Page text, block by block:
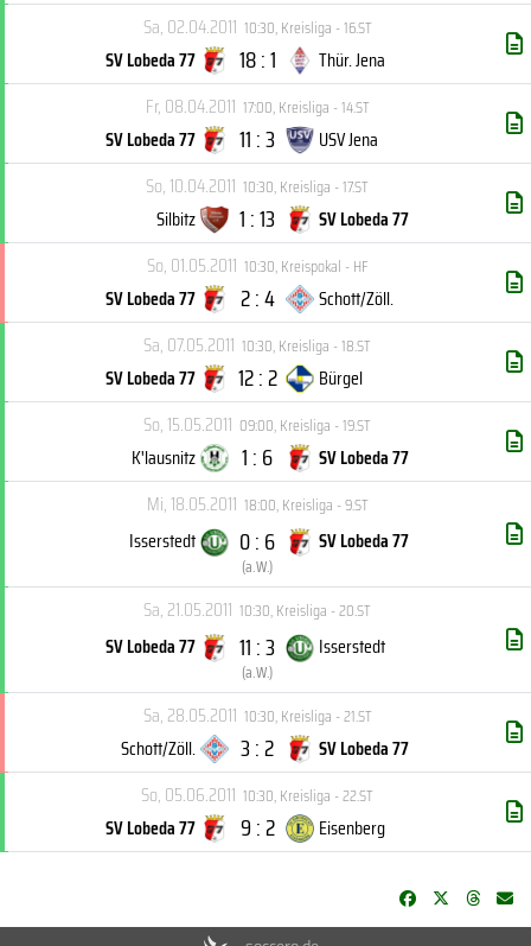
Sa, 02.04.2011 10:30,Kreisliga - 16.ST
SV Lobeda 77 18 : 1
Thür. Jena
Fr, 08.04.2011 17:00,Kreisliga - 14.ST
SV Lobeda 77 11 : 3
USV Jena
So, 10.04.2011 10:30,Kreisliga - 17.ST
Silbitz 1 : 13
SV Lobeda 77
So, 01.05.2011 10:30,Kreispokal - HF
SV Lobeda 77 2 : 4
Schott/Zöll.
Sa, 07.05.2011 10:30,Kreisliga - 18.ST
SV Lobeda 77 12 : 2
Bürgel
So, 15.05.2011 09:00,Kreisliga - 19.ST
K'lausnitz 1 : 6
SV Lobeda 77
Mi, 18.05.2011 18:00,Kreisliga - 9.ST
Isserstedt 0 : 6
(a.W.)
SV Lobeda 77
Sa, 21.05.2011 10:30,Kreisliga - 20.ST
SV Lobeda 77 11 : 3
(a.W.)
Isserstedt
Sa, 28.05.2011 10:30,Kreisliga - 21.ST
Schott/Zöll. 3 : 2
SV Lobeda 77
So, 05.06.2011 10:30,Kreisliga - 22.ST
SV Lobeda 77 9 : 2 Eisenberg